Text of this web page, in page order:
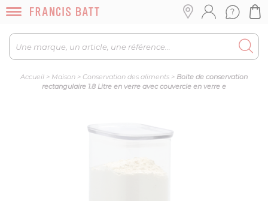
Accueil > Maison > Conservation des aliments > Boite de conservation
rectangulaire 1.8 Litre en verre avec couvercle en verre e